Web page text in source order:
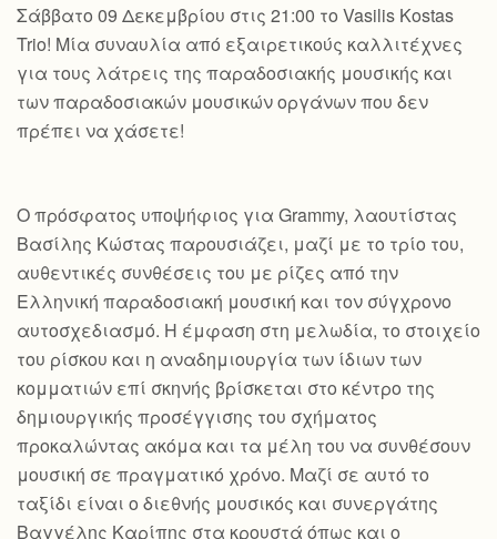
Σάββατο 09 Δεκεμβρίου στις 21:00 το Vasilis Kostas
Trio! Μία συναυλία από εξαιρετικούς καλλιτέχνες
για τους λάτρεις της παραδοσιακής μουσικής και
των παραδοσιακών μουσικών οργάνων που δεν
πρέπει να χάσετε!
Ο πρόσφατος υποψήφιος για Grammy, λαουτίστας
Βασίλης Κώστας παρουσιάζει, μαζί με το τρίο του,
αυθεντικές συνθέσεις του με ρίζες από την
Ελληνική παραδοσιακή μουσική και τον σύγχρονο
αυτοσχεδιασμό. Η έμφαση στη μελωδία, το στοιχείο
του ρίσκου και η αναδημιουργία των ίδιων των
κομματιών επί σκηνής βρίσκεται στο κέντρο της
δημιουργικής προσέγγισης του σχήματος
προκαλώντας ακόμα και τα μέλη του να συνθέσουν
μουσική σε πραγματικό χρόνο. Μαζί σε αυτό το
ταξίδι είναι ο διεθνής μουσικός και συνεργάτης
Βαγγέλης Καρίπης στα κρουστά όπως και ο